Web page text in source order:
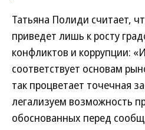
Татьяна Полиди считает,
приведет лишь к росту
конфликтов и коррупции:
соответствует основам
так процветает точечная
легализуем возможность
обоснованных перед